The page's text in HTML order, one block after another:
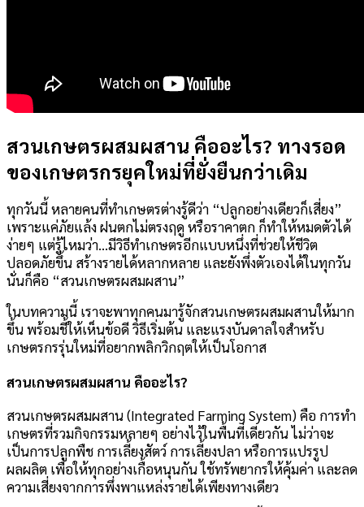
สวนเกษตรผสมผสาน คืออะไร? ทางรอด
ของเกษตรกรยุคใหม่ที่ยั่งยืนกว่าเดิม
ทุกวันนี้ หลายคนที่ทำเกษตรต่างรู้ดีว่า “ปลูกอย่างเดียวก็เสี่ยง”
เพราะแค่ภัยแล้ง ฝนตกไม่ตรงฤดู หรือราคาตก ก็ทำให้หมดตัวได้
ง่ายๆ แต่รู้ไหมว่า…มีวิธีทำเกษตรอีกแบบหนึ่งที่ช่วยให้ชีวิต
ปลอดภัยขึ้น สร้างรายได้หลากหลาย และยังพึ่งตัวเองได้ในทุกวัน
นั่นก็คือ “สวนเกษตรผสมผสาน”
ในบทความนี้ เราจะพาทุกคนมารู้จักสวนเกษตรผสมผสานให้มาก
ขึ้น พร้อมชี้ให้เห็นข้อดี วิธีเริ่มต้น และแรงบันดาลใจสำหรับ
เกษตรกรรุ่นใหม่ที่อยากพลิกวิกฤตให้เป็นโอกาส
สวนเกษตรผสมผสาน คืออะไร?
สวนเกษตรผสมผสาน (Integrated Farming System) คือ การทำ
เกษตรที่รวมกิจกรรมหลายๆ อย่างไว้ในพื้นที่เดียวกัน ไม่ว่าจะ
เป็นการปลูกพืช การเลี้ยงสัตว์ การเลี้ยงปลา หรือการแปรรูป
ผลผลิต เพื่อให้ทุกอย่างเกื้อหนุนกัน ใช้ทรัพยากรให้คุ้มค่า และลด
ความเสี่ยงจากการพึ่งพาแหล่งรายได้เพียงทางเดียว